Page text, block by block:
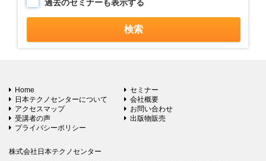
過去のセミナーも表示する
Home
セミナー
日本テクノセンターについて
会社概要
アクセスマップ
お問い合わせ
受講者の声
出版物販売
プライバシーポリシー
株式会社日本テクノセンター